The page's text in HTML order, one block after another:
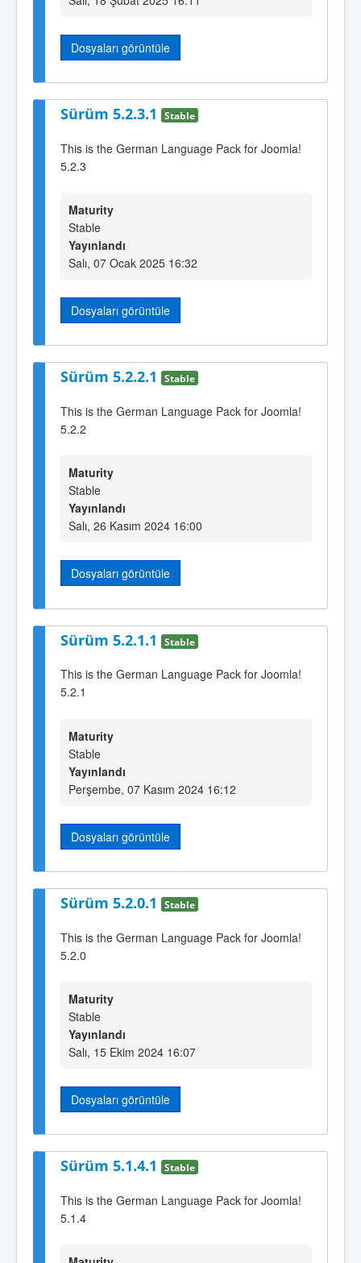
Dosyaları görüntüle
Sürüm 5.2.3.1 Stable
This is the German Language Pack for Joomla!
5.2.3
Maturity
Stable
Yayınlandı
Salı, 07 Ocak 2025 16:32
Dosyaları görüntüle
Sürüm 5.2.2.1 Stable
This is the German Language Pack for Joomla!
5.2.2
Maturity
Stable
Yayınlandı
Salı, 26 Kasım 2024 16:00
Dosyaları görüntüle
Sürüm 5.2.1.1 Stable
This is the German Language Pack for Joomla!
5.2.1
Maturity
Stable
Yayınlandı
Perşembe, 07 Kasım 2024 16:12
Dosyaları görüntüle
Sürüm 5.2.0.1 Stable
This is the German Language Pack for Joomla!
5.2.0
Maturity
Stable
Yayınlandı
Salı, 15 Ekim 2024 16:07
Dosyaları görüntüle
Sürüm 5.1.4.1 Stable
This is the German Language Pack for Joomla!
5.1.4